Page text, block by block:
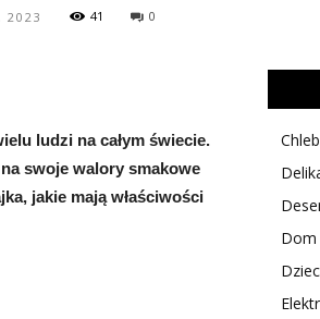
2023 41 0
ludzi na całym świecie.
swoje walory smakowe
jakie mają właściwości
Dom